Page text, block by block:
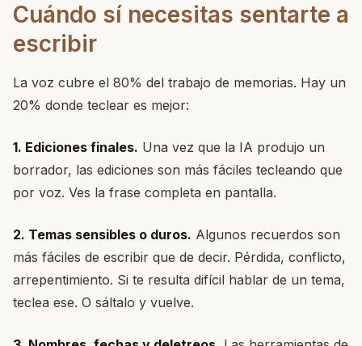
Cuándo sí necesitas sentarte a
escribir
La voz cubre el 80% del trabajo de memorias. Hay un
20% donde teclear es mejor:
1. Ediciones finales. Una vez que la IA produjo un
borrador, las ediciones son más fáciles tecleando que
por voz. Ves la frase completa en pantalla.
2. Temas sensibles o duros. Algunos recuerdos son
más fáciles de escribir que de decir. Pérdida, conflicto,
arrepentimiento. Si te resulta difícil hablar de un tema,
teclea ese. O sáltalo y vuelve.